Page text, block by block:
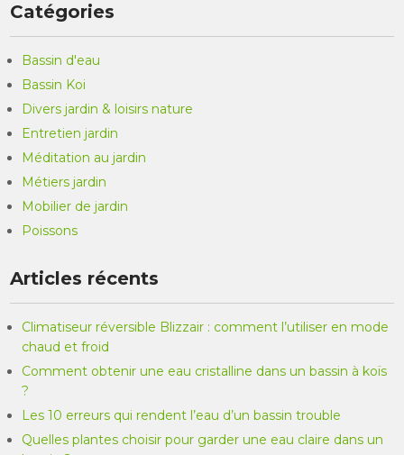
Catégories
Bassin d'eau
Bassin Koi
Divers jardin & loisirs nature
Entretien jardin
Méditation au jardin
Métiers jardin
Mobilier de jardin
Poissons
Articles récents
Climatiseur réversible Blizzair : comment l’utiliser en mode
chaud et froid
Comment obtenir une eau cristalline dans un bassin à koïs
?
Les 10 erreurs qui rendent l’eau d’un bassin trouble
Quelles plantes choisir pour garder une eau claire dans un